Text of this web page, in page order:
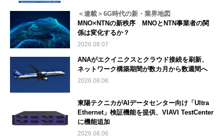
＜連載＞6G時代の新・業界地図
MNO×NTNの新秩序 MNOとNTN事業者の関
係は変化するか？
2026.08.07
ANAがエクイニクスとクラウド接続を刷新、
ネットワーク構築期間が数カ月から数週間へ
2026.08.06
東陽テクニカがAIデータセンター向け「Ultra
Ethernet」検証機能を提供、VIAVI TestCenter
に機能追加
2026.08.06